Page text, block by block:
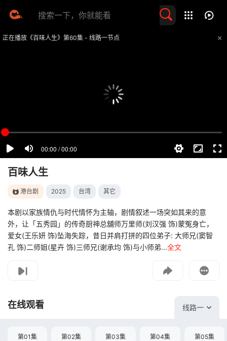
正在播放《百味人生》第60集 - 线路一节点
百味人生
港台剧 2025 台湾 其它
本剧以家族情仇与时代情怀为主轴，剧情叙述一场突如其来的意
外，让「五秀园」的传奇厨神总舖师万里师(刘汉强 饰)蒙冤身亡，
爱女(王乐妍 饰)坠海失踪，昔日并肩打拼的四位弟子: 大师兄(窦智
孔 饰)二师姐(星卉 饰)三师兄(谢承均 饰)与小师弟...全文
如遇无法播放请提交给我们
在线观看 线路一
第01集 第02集 第03集 第04集 第05集